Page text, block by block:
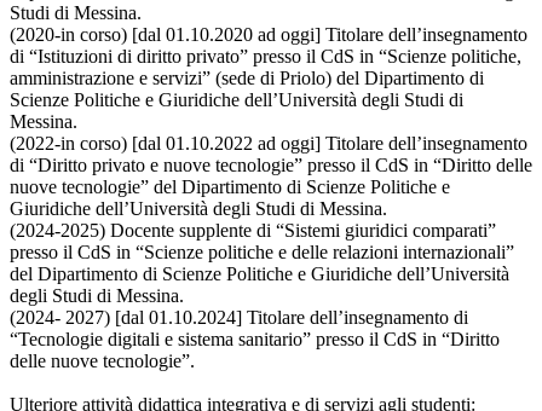
Studi di Messina.
(2020-in corso) [dal 01.10.2020 ad oggi] Titolare dell’insegnamento
di “Istituzioni di diritto privato” presso il CdS in “Scienze politiche,
amministrazione e servizi” (sede di Priolo) del Dipartimento di
Scienze Politiche e Giuridiche dell’Università degli Studi di
Messina.
(2022-in corso) [dal 01.10.2022 ad oggi] Titolare dell’insegnamento
di “Diritto privato e nuove tecnologie” presso il CdS in “Diritto delle
nuove tecnologie” del Dipartimento di Scienze Politiche e
Giuridiche dell’Università degli Studi di Messina.
(2024-2025) Docente supplente di “Sistemi giuridici comparati”
presso il CdS in “Scienze politiche e delle relazioni internazionali”
del Dipartimento di Scienze Politiche e Giuridiche dell’Università
degli Studi di Messina.
(2024- 2027) [dal 01.10.2024] Titolare dell’insegnamento di
“Tecnologie digitali e sistema sanitario” presso il CdS in “Diritto
delle nuove tecnologie”.
Ulteriore attività didattica integrativa e di servizi agli studenti: